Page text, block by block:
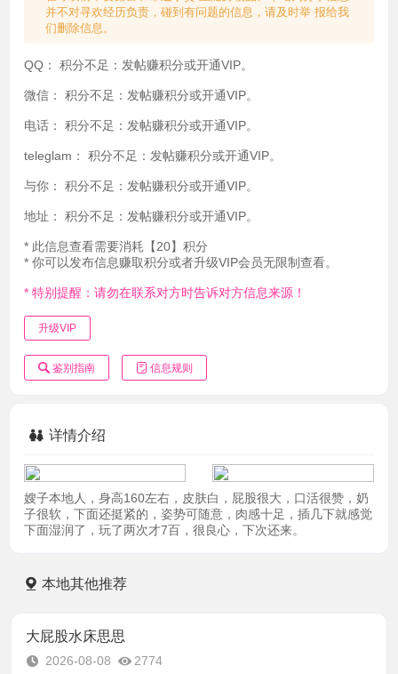
并不对寻欢经历负责，碰到有问题的信息，请及时举 报给我
们删除信息。
QQ： 积分不足：发帖赚积分或开通VIP。
微信： 积分不足：发帖赚积分或开通VIP。
电话： 积分不足：发帖赚积分或开通VIP。
teleglam： 积分不足：发帖赚积分或开通VIP。
与你： 积分不足：发帖赚积分或开通VIP。
地址： 积分不足：发帖赚积分或开通VIP。
* 此信息查看需要消耗【20】积分
* 你可以发布信息赚取积分或者升级VIP会员无限制查看。
* 特别提醒：请勿在联系对方时告诉对方信息来源！
升级VIP
鉴别指南 信息规则
详情介绍
嫂子本地人，身高160左右，皮肤白，屁股很大，口活很赞，奶
子很软，下面还挺紧的，姿势可随意，肉感十足，插几下就感觉
下面湿润了，玩了两次才7百，很良心，下次还来。
本地其他推荐
大屁股水床思思
2026-08-08
2774